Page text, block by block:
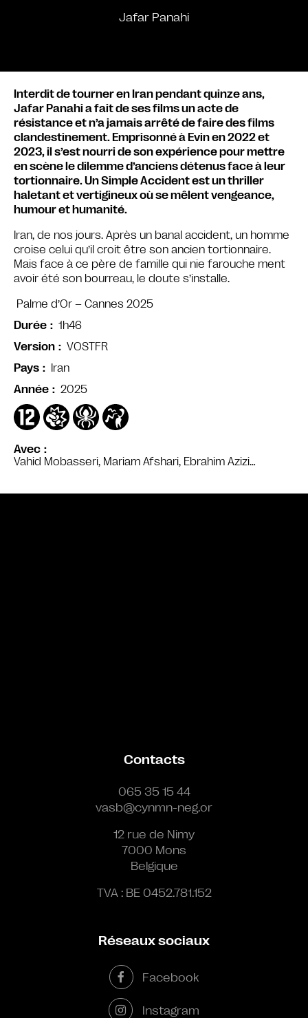
Jafar Panahi
Avec
Vahid Mobasseri, Mariam Afshari, Ebrahim Azizi…
Interdit de tourner en Iran pendant quinze ans,
Jafar Panahi a fait de ses films un acte de
résistance et n’a jamais arrêté de faire des films
clandestinement. Emprisonné à Evin en 2022 et
2023, il s’est nourri de son expérience pour mettre
en scène le dilemme d’anciens détenus face à leur
tortionnaire. Un Simple Accident est un thriller
haletant et vertigineux où se mêlent vengeance,
humour et humanité.
Iran, de nos jours. Après un banal accident, un homme
croise celui qu’il croit être son ancien tortionnaire.
Mais face à ce père de famille qui nie farouche ment
avoir été son bourreau, le doute s’installe.
Palme d’Or – Cannes 2025
Durée
1h46
Version
VOSTFR
Pays
Iran
Année
2025
Contacts
065 35 15 44
vasb@cynmn-neg.or
12 rue de Nimy
7000 Mons
Belgique
TVA : BE 0452.781.152
Réseaux sociaux
Facebook
Instagram